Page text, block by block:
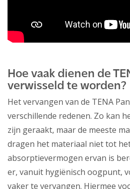
Hoe vaak dienen de
verwisseld te worden?
Het vervangen van de TENA
verschillende redenen. Zo kan
zijn geraakt, maar de meeste
dragen het materiaal niet tot
absorptievermogen ervan is
er, vanuit hygiënisch oogpunt,
vaker te vervangen. Hiermee